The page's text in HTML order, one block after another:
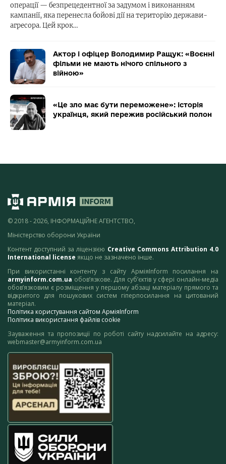
операції — безпрецедентної за задумом і виконанням
кампанії, яка перенесла бойові дії на територію держави-
агресора. Цей крок…
Актор і офіцер Володимир Ращук: «Воєнні
фільми не мають нічого спільного з
війною»
«Це зло має бути переможене»: історія
українця, який пережив російський полон
© 2018 - 2026, ІНФОРМАЦІЙНЕ АГЕНТСТВО,
Міністерство оборони України
Контент доступний за ліцензією Creative Commons Attribution 4.0
International license якщо не зазначено інше.
При використанні контенту з сайту АрміяInform посилання на
armyinform.com.ua обов’язкове. Для суб’єктів у сфері онлайн-медіа
обов’язковим є розміщення у першому абзаці матеріалу прямого та
відкритого для пошукових систем гіперпосилання на цитований
матеріал.
Політика користування сайтом АрміяInform
Політика використання файлів cookie
Зауваження та пропозиції по роботі сайту надсилайте на адресу:
webmaster@armyinform.com.ua